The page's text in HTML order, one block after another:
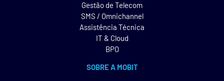
Gestão de Telecom
SMS / Omnichannel
Assistência Técnica
IT & Cloud
BPO
SOBRE A MOBIT